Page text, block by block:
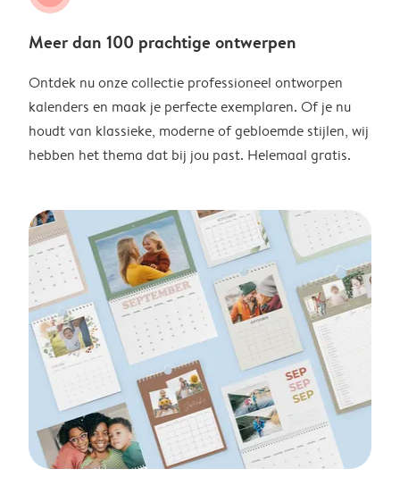
Meer dan 100 prachtige ontwerpen
Ontdek nu onze collectie professioneel ontworpen
kalenders en maak je perfecte exemplaren. Of je nu
houdt van klassieke, moderne of gebloemde stijlen, wij
hebben het thema dat bij jou past. Helemaal gratis.